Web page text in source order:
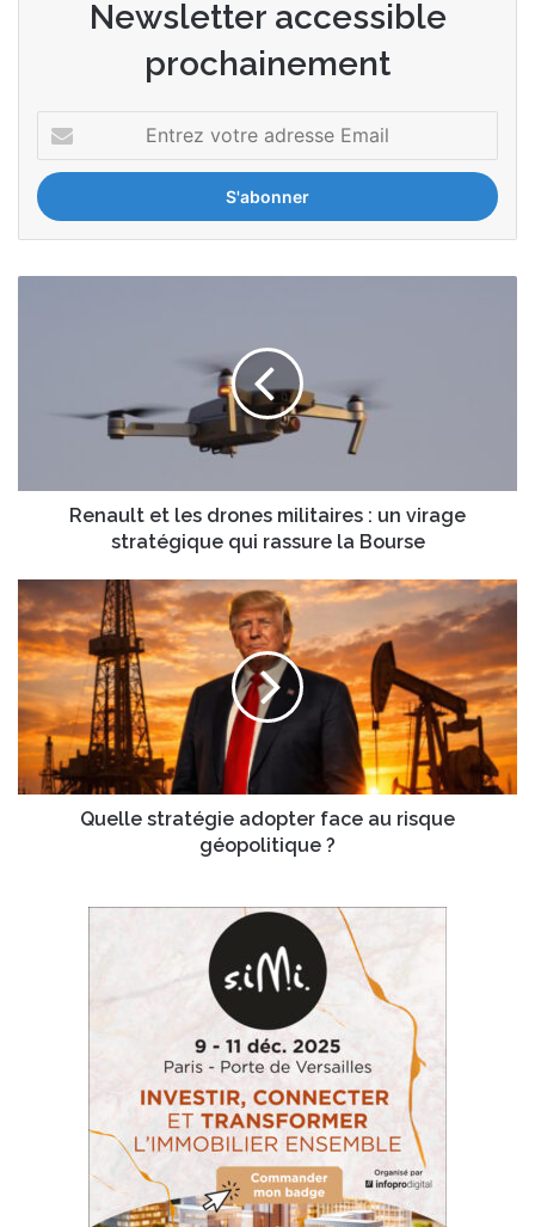
Newsletter accessible
prochainement
votre
adresse
Email
stratégique
Bourse
Renault et les drones militaires : un virage
stratégique qui rassure la Bourse
Quelle
stratégie
adopter
face
au
risque
géopolitique
Quelle stratégie adopter face au risque
géopolitique ?